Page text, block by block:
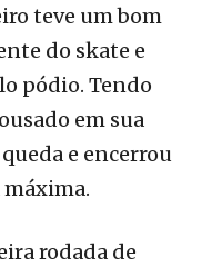
teve um bom
do skate e
pódio. Tendo
em sua
e encerrou
máxima.
rodada de